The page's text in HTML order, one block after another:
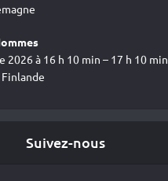
2026 à 16 h 10 min – 17 h 10 min
Suivez-nous